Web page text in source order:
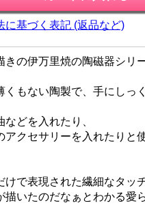
に基づく表記 (返品など)
きの伊万里焼の陶磁器シリ
くもない陶製で、手にしっ
どを入れたり、
アクセサリーを入れたりと
けで表現された繊細なタッチ
描いたのだなぁとわかる愛